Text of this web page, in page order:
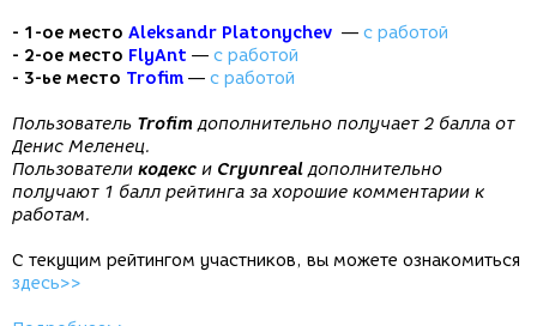
- 1-ое место Aleksandr Platonychev — c работой
- 2-ое место FlyAnt — с работой
- 3-ье место Trofim — с работой
Пользователь Trofim дополнительно получает 2 балла от
Денис Меленец.
Пользователи кодекс и Cryunrealдополнительно
получают 1 балл рейтинга за хорошие комментарии к
работам.
С текущим рейтингом участников, вы можете ознакомиться
здесь>>